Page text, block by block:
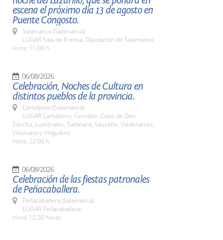
escena el próximo día 13 de agosto en
Puente Congosto.
Salamanca (Salamanca)
LUGAR Sala de Prensa. Diputación de Salamanca.
Hora: 11:00 h.
06/08/2026
Celebración, Noches de Cultura en
distintos pueblos de la provincia.
Cantalpino (Salamanca)
LUGAR Cantalpino, Cerralbo, Cubo de Don
Sancho, Lumbrales, Saldeana, Saucelle, Valdecarros,
Villoruela y Vitigudino
Hora: 22:00 h.
06/08/2026
Celebración de las fiestas patronales
de Peñacaballera.
Peñacaballera (Salamanca)
LUGAR Peñacaballera
Hora: 12,30 horas